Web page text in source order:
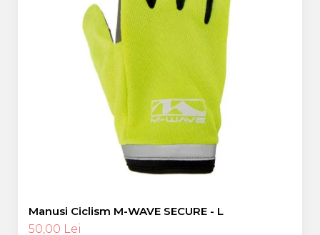
Manusi Ciclism M-WAVE SECURE - L
50,00 Lei